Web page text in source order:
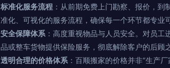
标准化服务流程 ：从前期免费上门勘察、报价，
准化、可视化的服务流程，确保每一个环节都专业可
安全保障体系 ：高度重视物品与人员安全。对员
品或整车货物提供保险服务，彻底解除客户的后顾之
透明合理的价格体系 ：百顺搬家的价格并非“生产